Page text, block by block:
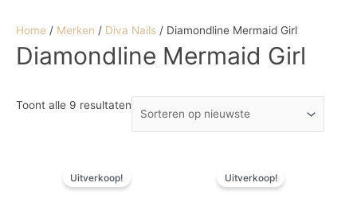
Home / Merken / Diva Nails / Diamondline Mermaid Girl
Diamondline Mermaid Girl
Toont alle 9 resultaten
Uitverkoop!
prijs
prijs
Uitverkoop!
prijs
prijs